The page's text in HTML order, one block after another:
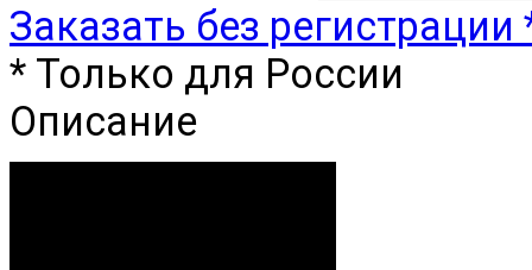
Заказать без регистрации
* Только для России
Описание